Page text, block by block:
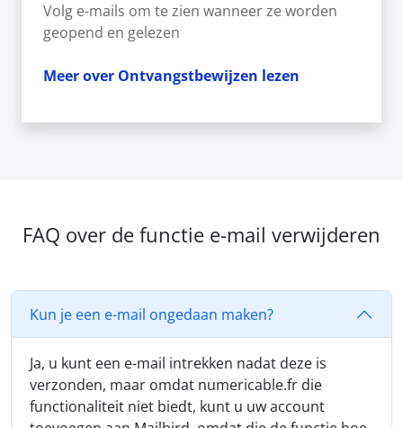
Volg e-mails om te zien wanneer ze worden
geopend en gelezen
Meer over Ontvangstbewijzen lezen
FAQ over de functie e-mail verwijderen
Kun je een e-mail ongedaan maken?
Ja, u kunt een e-mail intrekken nadat deze is
verzonden, maar omdat numericable.fr die
functionaliteit niet biedt, kunt u uw account